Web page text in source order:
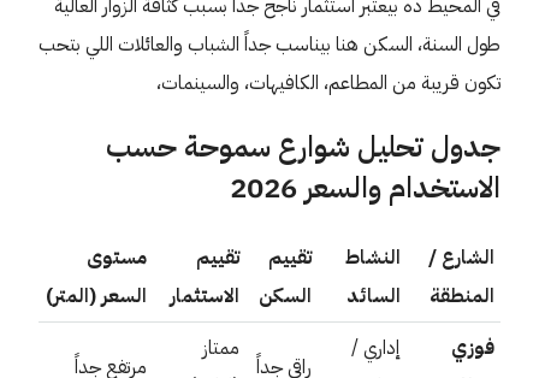
في المحيط ده بيعتبر استثمار ناجح جداً بسبب كثافة الزوار العالية
طول السنة، السكن هنا بيناسب جداً الشباب والعائلات اللي بتحب
تكون قريبة من المطاعم، الكافيهات، والسينمات،
جدول تحليل شوارع سموحة حسب
الاستخدام والسعر 2026
الشارع /
المنطقة
النشاط
السائد
تقييم
السكن
تقييم
الاستثمار
مستوى
السعر (المتر)
فوزي
إداري /
راقي جداً
ممتاز
مرتفع جداً